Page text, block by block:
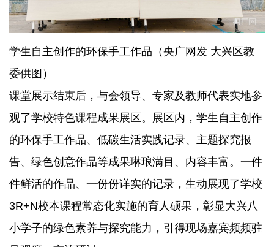
学生自主创作的环保手工作品（央广网发 大兴区教
委供图）
课堂展示结束后，与会领导、专家及教师代表实地参
观了学校特色课程成果展区。展区内，学生自主创作
的环保手工作品、低碳生活实践记录、主题探究报
告、绿色创意作品等成果琳琅满目、内容丰富。一件
件鲜活的作品、一份份详实的记录，生动展现了学校
3R+N校本课程常态化实施的育人硕果，彰显大兴八
小学子的绿色素养与探究能力，引得现场嘉宾频频驻